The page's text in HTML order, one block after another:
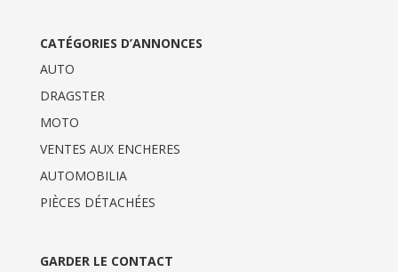
CATÉGORIES D’ANNONCES
AUTO
DRAGSTER
MOTO
VENTES AUX ENCHERES
AUTOMOBILIA
PIÈCES DÉTACHÉES
GARDER LE CONTACT